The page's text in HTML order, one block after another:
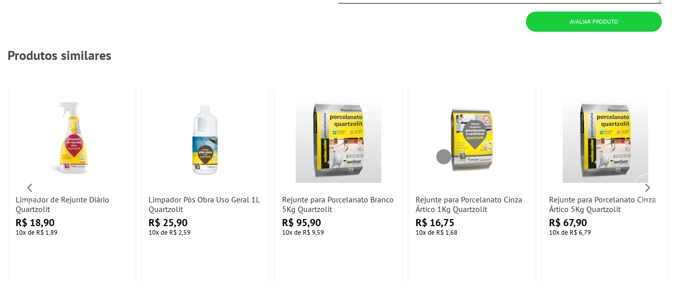
AVALIAR PRODUTO
Produtos similares
Limpador de Rejunte Diário
Quartzolit
R$ 18,90
10x de R$ 1,89
Limpador Pós Obra Uso Geral 1L
Quartzolit
R$ 25,90
10x de R$ 2,59
Rejunte para Porcelanato Branco
5Kg Quartzolit
R$ 95,90
10x de R$ 9,59
Rejunte para Porcelanato Cinza
Ártico 1Kg Quartzolit
R$ 16,75
10x de R$ 1,68
Rejunte para Porcelanato Cinza
Ártico 5Kg Quartzolit
R$ 67,90
10x de R$ 6,79